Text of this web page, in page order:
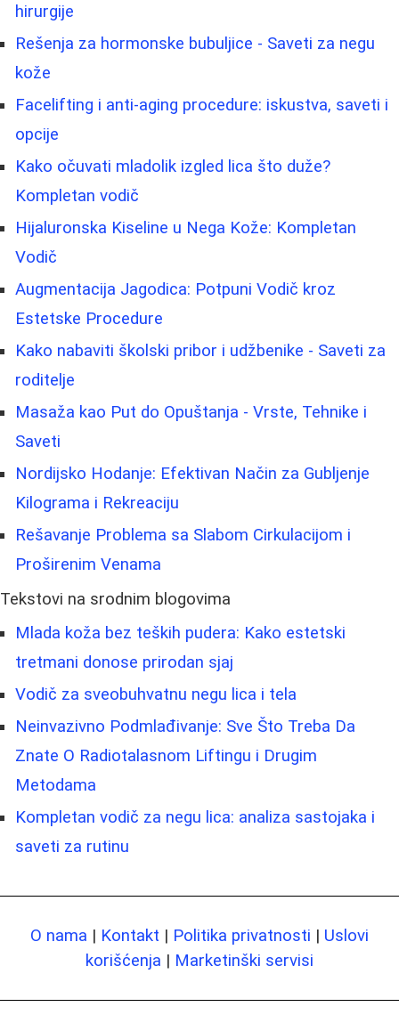
hirurgije
Rešenja za hormonske bubuljice - Saveti za negu
kože
Facelifting i anti-aging procedure: iskustva, saveti i
opcije
Kako očuvati mladolik izgled lica što duže?
Kompletan vodič
Hijaluronska Kiseline u Nega Kože: Kompletan
Vodič
Augmentacija Jagodica: Potpuni Vodič kroz
Estetske Procedure
Kako nabaviti školski pribor i udžbenike - Saveti za
roditelje
Masaža kao Put do Opuštanja - Vrste, Tehnike i
Saveti
Nordijsko Hodanje: Efektivan Način za Gubljenje
Kilograma i Rekreaciju
Rešavanje Problema sa Slabom Cirkulacijom i
Proširenim Venama
Tekstovi na srodnim blogovima
Mlada koža bez teških pudera: Kako estetski
tretmani donose prirodan sjaj
Vodič za sveobuhvatnu negu lica i tela
Neinvazivno Podmlađivanje: Sve Što Treba Da
Znate O Radiotalasnom Liftingu i Drugim
Metodama
Kompletan vodič za negu lica: analiza sastojaka i
saveti za rutinu
O nama | Kontakt | Politika privatnosti | Uslovi
korišćenja | Marketinški servisi